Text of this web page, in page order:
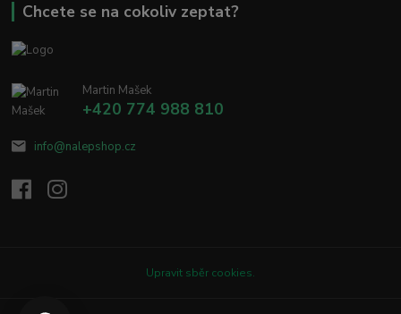
Chcete se na cokoliv zeptat?
Martin Mašek
+420 774 988 810
info@nalepshop.cz
Upravit sběr cookies.